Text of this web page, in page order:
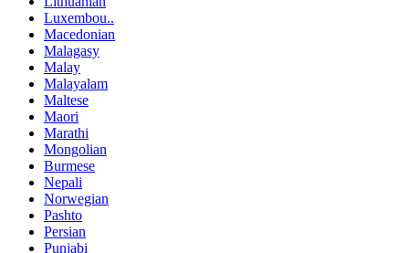
Luxembou..
Macedonian
Malagasy
Malay
Malayalam
Maltese
Maori
Marathi
Mongolian
Burmese
Nepali
Norwegian
Pashto
Persian
Punjabi